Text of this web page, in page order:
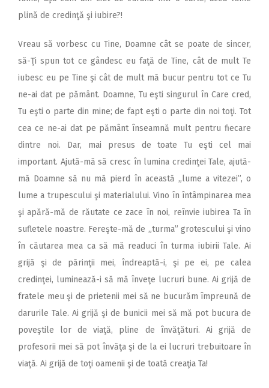
plină de credinţă şi iubire?!
Vreau să vorbesc cu Tine, Doamne cât se poate de sincer,
să-Ţi spun tot ce gândesc eu faţă de Tine, cât de mult Te
iubesc eu pe Tine şi cât de mult mă bucur pentru tot ce Tu
ne-ai dat pe pământ. Doamne, Tu eşti singurul în Care cred,
Tu eşti o parte din mine; de fapt eşti o parte din noi toţi. Tot
cea ce ne-ai dat pe pământ înseamnă mult pentru fiecare
dintre noi. Dar, mai presus de toate Tu eşti cel mai
important. Ajută-mă să cresc în lumina credinţei Tale, ajută-
mă Doamne să nu mă pierd în această „lume a vitezei”, o
lume a trupescului şi materialului. Vino în întâmpinarea mea
şi apără-mă de răutate ce zace în noi, reînvie iubirea Ta în
sufletele noastre. Fereşte-mă de „turma” grotescului şi vino
în căutarea mea ca să mă readuci în turma iubirii Tale. Ai
grijă şi de părinţii mei, îndreaptă-i, şi pe ei, pe calea
credinţei, luminează-i să mă înveţe lucruri bune. Ai grijă de
fratele meu şi de prietenii mei să ne bucurăm împreună de
darurile Tale. Ai grijă şi de bunicii mei să mă pot bucura de
poveştile lor de viaţă, pline de învăţături. Ai grijă de
profesorii mei să pot învăţa şi de la ei lucruri trebuitoare în
viaţă. Ai grijă de toţi oamenii şi de toată creaţia Ta!